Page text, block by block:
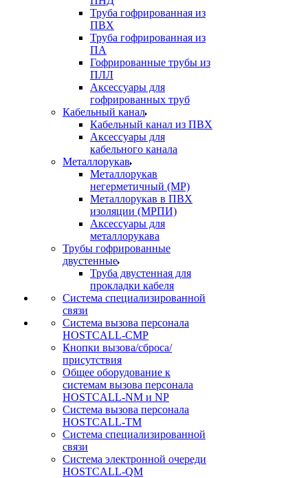
Труба гофрированная из
ПВХ
Труба гофрированная из
ПА
Гофрированные трубы из
ПЛЛ
Аксессуары для
гофрированных труб
Кабельный канал
Кабельный канал из ПВХ
Аксессуары для
кабельного канала
Металлорукав
Металлорукав
негерметичный (МР)
Металлорукав в ПВХ
изоляции (МРПИ)
Аксессуары для
металлорукава
Трубы гофрированные
двустенные
Труба двустенная для
прокладки кабеля
Система специализированной
связи
Cистема вызова персонала
HOSTCALL-CMP
Кнопки вызова/сброса/
присутствия
Общее оборудование к
системам вызова персонала
HOSTCALL-NM и NP
Система вызова персонала
HOSTCALL-TM
Система специализированной
связи
Система электронной очереди
HOSTCALL-QM